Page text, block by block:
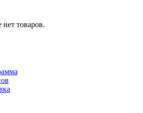
нет товаров.